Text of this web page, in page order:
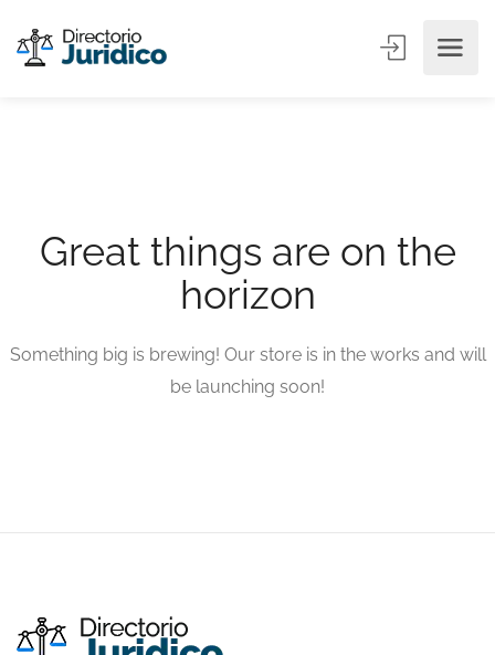
Great things are on the
horizon
Something big is brewing! Our store is in the works and will
be launching soon!